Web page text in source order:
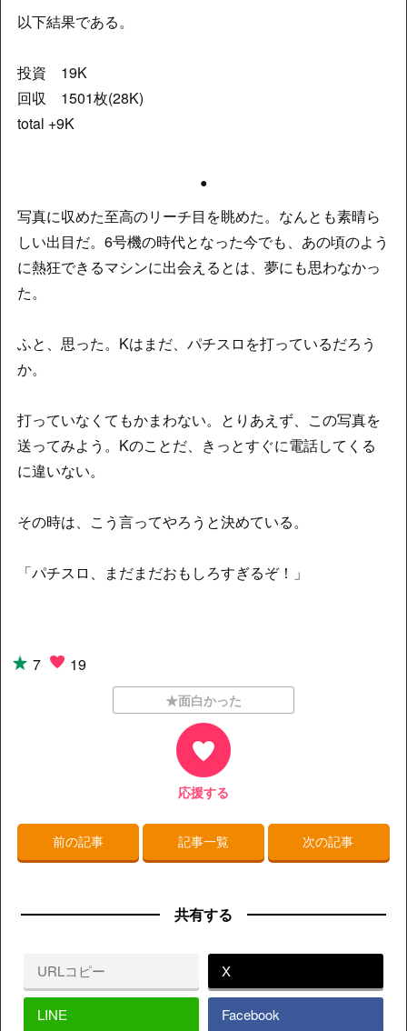
以下結果である。
投資 19K
回収 1501枚(28K)
total +9K
●
写真に収めた至高のリーチ目を眺めた。なんとも素晴ら
しい出目だ。6号機の時代となった今でも、あの頃のよう
に熱狂できるマシンに出会えるとは、夢にも思わなかっ
た。
ふと、思った。Kはまだ、パチスロを打っているだろう
か。
打っていなくてもかまわない。とりあえず、この写真を
送ってみよう。Kのことだ、きっとすぐに電話してくる
に違いない。
その時は、こう言ってやろうと決めている。
「パチスロ、まだまだおもしろすぎるぞ！」
7 19
★面白かった
応援する
前の記事 記事一覧 次の記事
共有する
URLコピー X
LINE Facebook